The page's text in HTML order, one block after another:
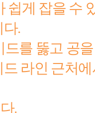
쉽게 잡을 수
다.
드를 뚫고 공
드 라인 근처
.